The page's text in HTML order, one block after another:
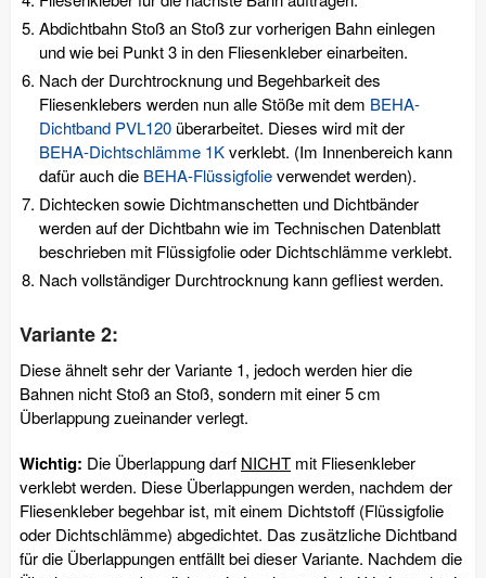
Abdichtbahn Stoß an Stoß zur vorherigen Bahn einlegen
und wie bei Punkt 3 in den Fliesenkleber einarbeiten.
Nach der Durchtrocknung und Begehbarkeit des
Fliesenklebers werden nun alle Stöße mit dem BEHA-
Dichtband PVL120 überarbeitet. Dieses wird mit der
BEHA-Dichtschlämme 1Kverklebt. (Im Innenbereich kann
dafür auch die BEHA-Flüssigfolieverwendet werden).
Dichtecken sowie Dichtmanschetten und Dichtbänder
werden auf der Dichtbahn wie im Technischen Datenblatt
beschrieben mit Flüssigfolie oder Dichtschlämme verklebt.
Nach vollständiger Durchtrocknung kann gefliest werden.
Variante 2:
Diese ähnelt sehr der Variante 1, jedoch werden hier die
Bahnen nicht Stoß an Stoß, sondern mit einer 5 cm
Überlappung zueinander verlegt.
Wichtig: Die Überlappung darf NICHT mit Fliesenkleber
verklebt werden. Diese Überlappungen werden, nachdem der
Fliesenkleber begehbar ist, mit einem Dichtstoff (Flüssigfolie
oder Dichtschlämme) abgedichtet. Das zusätzliche Dichtband
für die Überlappungen entfällt bei dieser Variante. Nachdem die